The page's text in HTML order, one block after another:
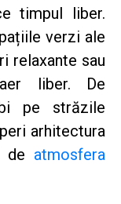
timpul liber.
verzi ale
relaxante sau
liber. De
pe străzile
arhitectura
de atmosfera